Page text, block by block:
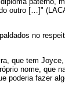
outro […]"
no
que tem Joyce,
nome, que
poderia fazer